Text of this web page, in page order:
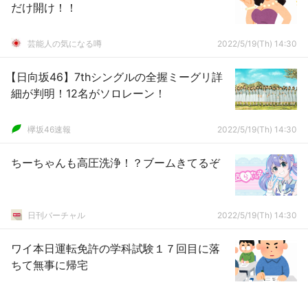
だけ開け！！
芸能人の気になる噂 2022/5/19(Th) 14:30
【日向坂46】7thシングルの全握ミーグリ詳
細が判明！12名がソロレーン！
欅坂46速報 2022/5/19(Th) 14:30
ちーちゃんも高圧洗浄！？ブームきてるぞ
日刊バーチャル 2022/5/19(Th) 14:30
ワイ本日運転免許の学科試験１７回目に落
ちて無事に帰宅